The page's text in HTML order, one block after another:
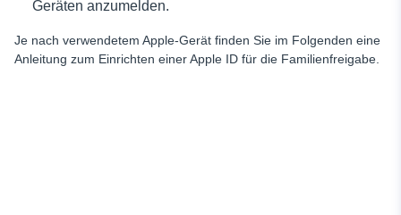
Geräten anzumelden.
Je nach verwendetem Apple-Gerät finden Sie im Folgenden eine
Anleitung zum Einrichten einer Apple ID für die Familienfreigabe.